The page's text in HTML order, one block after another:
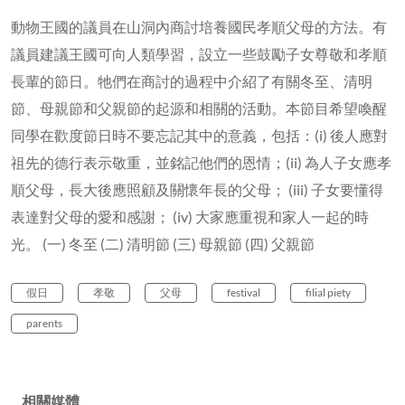
動物王國的議員在山洞內商討培養國民孝順父母的方法。有
議員建議王國可向人類學習，設立一些鼓勵子女尊敬和孝順
長輩的節日。牠們在商討的過程中介紹了有關冬至、清明
節、母親節和父親節的起源和相關的活動。本節目希望喚醒
同學在歡度節日時不要忘記其中的意義，包括：(i) 後人應對
祖先的德行表示敬重，並銘記他們的恩情；(ii) 為人子女應孝
順父母，長大後應照顧及關懷年長的父母； (iii) 子女要懂得
表達對父母的愛和感謝； (iv) 大家應重視和家人一起的時
光。 (一) 冬至 (二) 清明節 (三) 母親節 (四) 父親節
假日 孝敬 父母 festival filial piety
parents
相關媒體